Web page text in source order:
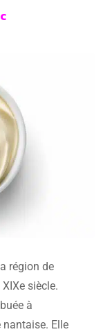
région de
siècle.
à
nantaise. Elle